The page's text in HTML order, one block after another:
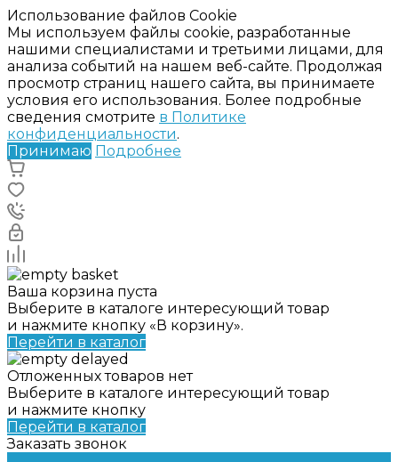
Использование файлов Cookie
Мы используем файлы cookie, разработанные
нашими специалистами и третьими лицами, для
анализа событий на нашем веб-сайте. Продолжая
просмотр страниц нашего сайта, вы принимаете
условия его использования. Более подробные
сведения смотрите в Политике
конфиденциальности.
Принимаю Подробнее
Ваша корзина пуста
Выберите в каталоге интересующий товар
и нажмите кнопку «В корзину».
Перейти в каталог
Отложенных товаров нет
Выберите в каталоге интересующий товар
и нажмите кнопку
Перейти в каталог
Заказать звонок